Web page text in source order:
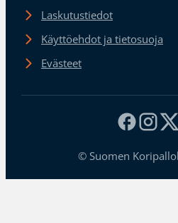
Laskutustiedot
Käyttöehdot ja tietosuoja
Evästeet
© Suomen